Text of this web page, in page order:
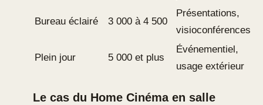
Bureau éclairé 3 000 à 4 500
Présentations,
visioconférences
Plein jour 5 000 et plus
Événementiel,
usage extérieur
Le cas du Home Cinéma en salle